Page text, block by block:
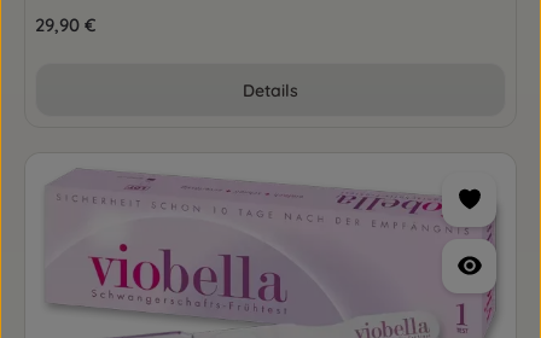
Regulärer Preis:
29,90 €
Details